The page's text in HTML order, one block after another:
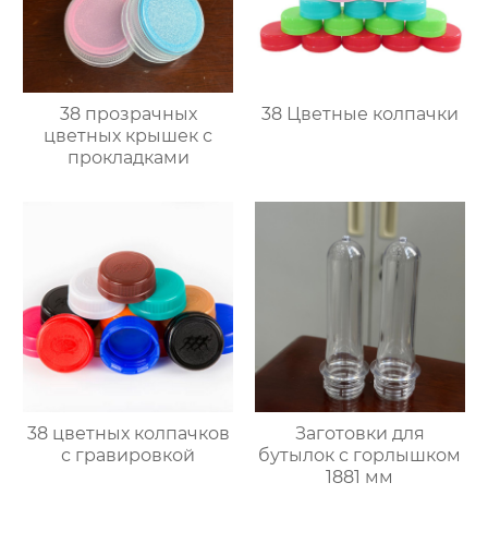
38 прозрачных
цветных крышек с
прокладками
38 Цветные колпачки
38 цветных колпачков
с гравировкой
Заготовки для
бутылок с горлышком
1881 мм